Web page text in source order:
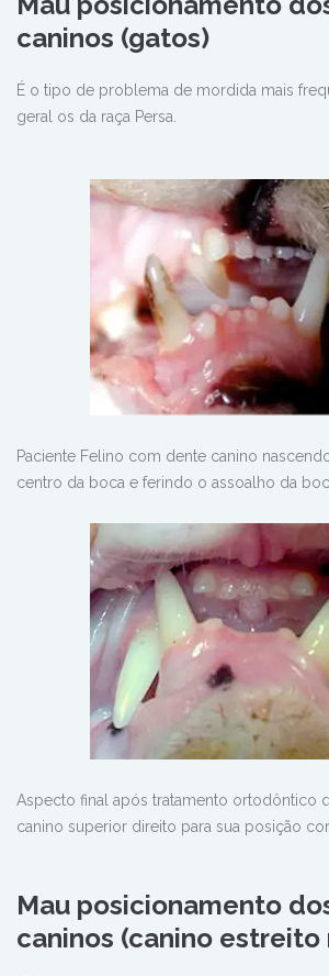
caninos (gatos)
É o tipo de problema de mordida mais
geral os da raça Persa.
Paciente Felino com dente canino
centro da boca e ferindo o assoalho da
Aspecto final após tratamento ortodôntico
canino superior direito para sua posição
Mau posicionamento
caninos (canino estreito